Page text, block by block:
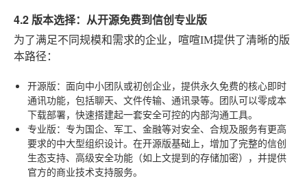
4.2 版本选择：从开源免费到信创专业版
为了满足不同规模和需求的企业，喧喧IM提供了清晰的版
本路径：
开源版：面向中小团队或初创企业，提供永久免费的核心即时
通讯功能，包括聊天、文件传输、通讯录等。团队可以零成本
下载部署，快速搭建起一套安全可控的内部沟通工具。
专业版：专为国企、军工、金融等对安全、合规及服务有更高
要求的中大型组织设计。在开源版基础上，增加了完整的信创
生态支持、高级安全功能（如上文提到的存储加密），并提供
官方的商业技术支持服务。